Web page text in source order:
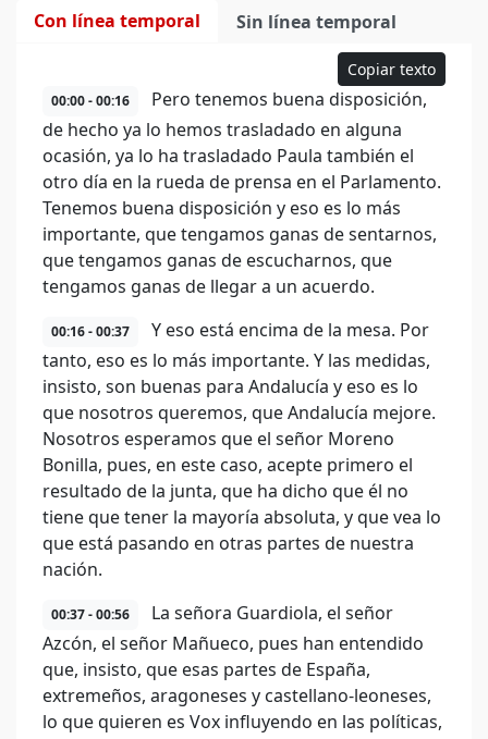
Con línea temporal Sin línea temporal
Copiar texto
00:00 - 00:16
Pero tenemos buena disposición,
de hecho ya lo hemos trasladado en alguna
ocasión, ya lo ha trasladado Paula también el
otro día en la rueda de prensa en el Parlamento.
Tenemos buena disposición y eso es lo más
importante, que tengamos ganas de sentarnos,
que tengamos ganas de escucharnos, que
tengamos ganas de llegar a un acuerdo.
00:16 - 00:37
Y eso está encima de la mesa. Por
tanto, eso es lo más importante. Y las medidas,
insisto, son buenas para Andalucía y eso es lo
que nosotros queremos, que Andalucía mejore.
Nosotros esperamos que el señor Moreno
Bonilla, pues, en este caso, acepte primero el
resultado de la junta, que ha dicho que él no
tiene que tener la mayoría absoluta, y que vea lo
que está pasando en otras partes de nuestra
nación.
00:37 - 00:56
La señora Guardiola, el señor
Azcón, el señor Mañueco, pues han entendido
que, insisto, que esas partes de España,
extremeños, aragoneses y castellano-leoneses,
lo que quieren es Vox influyendo en las políticas,